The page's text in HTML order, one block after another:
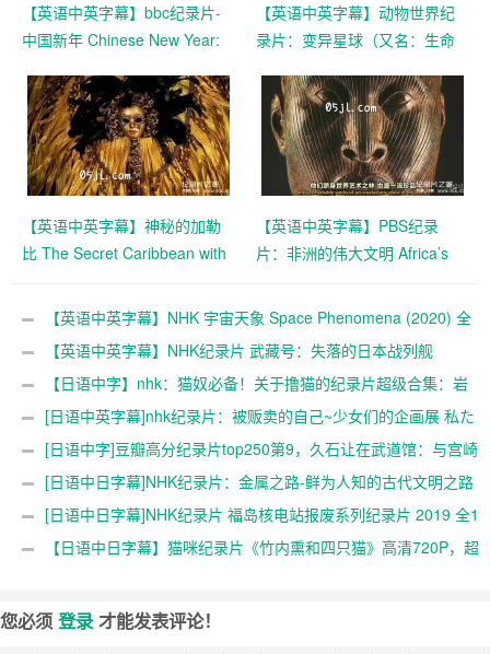
【英语中英字幕】bbc纪录片-
中国新年 Chinese New Year:
Earth (2016)全3集 高清720P
下载
【英语中英字幕】动物世界纪
录片：变异星球（又名：生命
全6集（2010） 超清1080P下
载
【英语中英字幕】神秘的加勒
比 The Secret Caribbean with
高清720P下载
【英语中英字幕】PBS纪录
片：非洲的伟大文明 Africa’s
集 高清720P下载
【英语中英字幕】NHK 宇宙天象 Space Phenomena (2020) 全
2集 高清1080P
【英语中英字幕】NHK纪录片 武藏号：失落的日本战列舰
Unsinkable: Japan’s Lost Battleship (2019) 全1集 超清1080P
【日语中字】nhk：猫奴必备！关于撸猫的纪录片超级合集：岩
合光昭的猫步走世界 84集
[日语中英字幕]nhk纪录片：被贩卖的自己~少女们的企画展 私た
ちは買われた―少女たちの企画展― (2017) 全1集
[日语中字]豆瓣高分纪录片top250第9，久石让在武道馆：与宫崎
骏动画一同走过的25年【2008】，720P
[日语中日字幕]NHK纪录片：金属之路-鲜为人知的古代文明之路
全1集 超清1080P
[日语中日字幕]NHK纪录片 福岛核电站报废系列纪录片 2019 全1
集
【日语中日字幕】猫咪纪录片《竹内熏和四只猫》高清720P，超
您必须 登录才能发表评论！